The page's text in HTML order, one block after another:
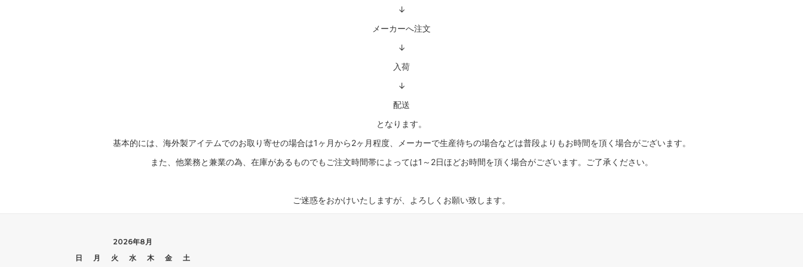
↓
メーカーへ注文
↓
入荷
↓
配送
となります。
基本的には、海外製アイテムでのお取り寄せの場合は1ヶ月から2ヶ月程度、メーカーで生産待ちの場合などは普段よりもお時間を頂く場合がございます。
また、他業務と兼業の為、在庫があるものでもご注文時間帯によっては1～2日ほどお時間を頂く場合がございます。ご了承ください。
ご迷惑をおかけいたしますが、よろしくお願い致します。
2026年8月
日
月 火 水 木 金
土